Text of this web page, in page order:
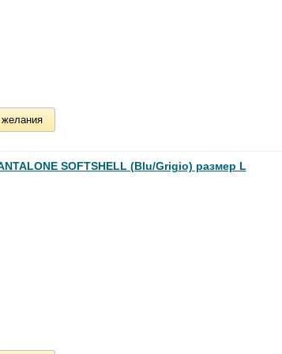
SOFTSHELL (Blu/Grigio) размер L